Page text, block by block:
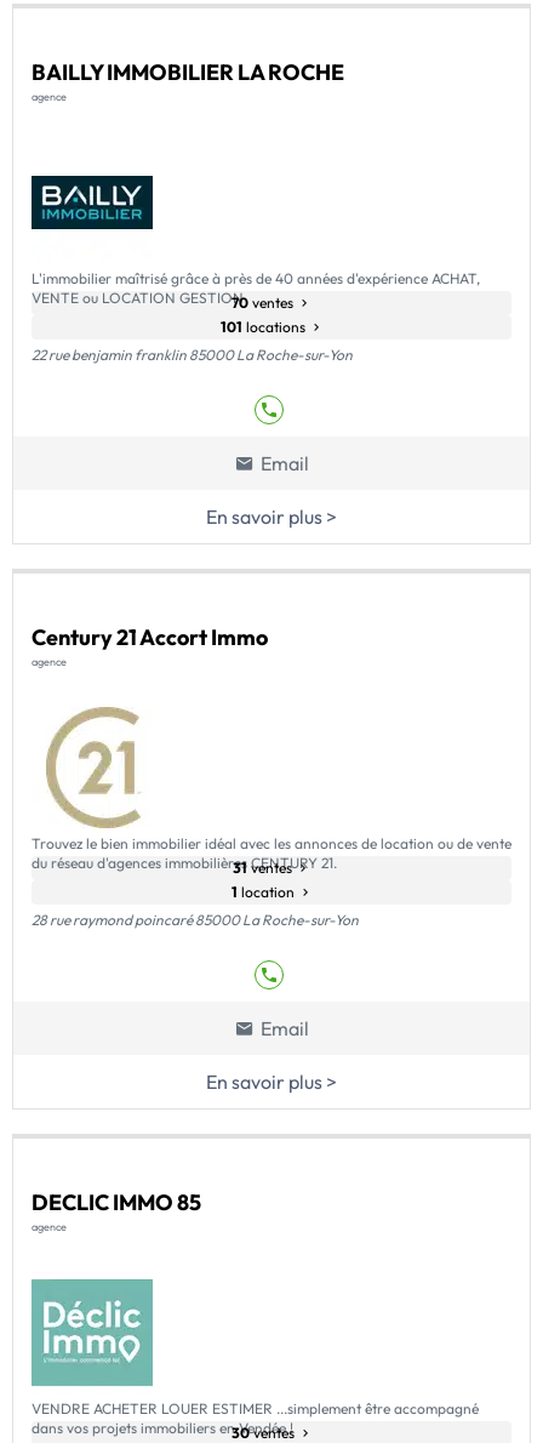
BAILLY IMMOBILIER LA ROCHE
agence
L'immobilier maîtrisé grâce à près de 40 années d'expérience ACHAT,
VENTE ou LOCATION GESTION
70 ventes
101 locations
22 rue benjamin franklin 85000 La Roche-sur-Yon
Email
En savoir plus >
Century 21 Accort Immo
agence
Trouvez le bien immobilier idéal avec les annonces de location ou de vente
du réseau d'agences immobilières CENTURY 21.
31 ventes
1 location
28 rue raymond poincaré 85000 La Roche-sur-Yon
Email
En savoir plus >
DECLIC IMMO 85
agence
VENDRE ACHETER LOUER ESTIMER ...simplement être accompagné
dans vos projets immobiliers en Vendée !
30ventes